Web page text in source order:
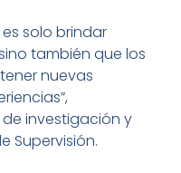
solo brindar
también que los
nuevas
investigación y
Supervisión.